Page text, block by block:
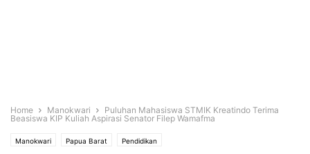
Home Manokwari
Puluhan Mahasiswa STMIK Kreatindo Terima
Beasiswa KIP Kuliah Aspirasi Senator Filep Wamafma
Manokwari Papua Barat Pendidikan